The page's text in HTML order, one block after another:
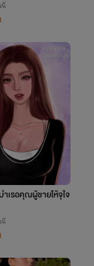
นี่
ำเรอคุณผู้ชายให้จุใจ
นี่